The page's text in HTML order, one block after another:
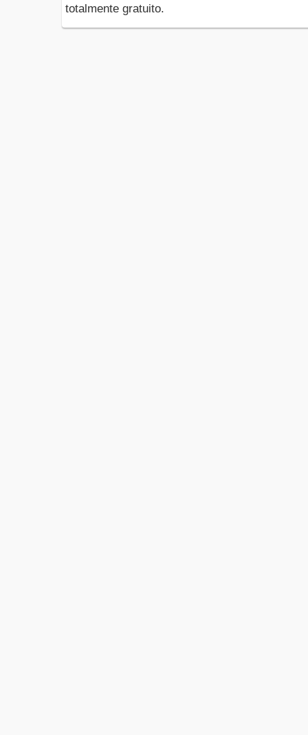
totalmente gratuito.